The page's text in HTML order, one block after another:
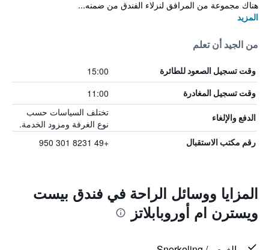
هناك مجموعة من المرافق لنزلاء الفندق من ضمنه...
المزيد
من الجيد أن تعلم
وقت تسجيل الصعود للطائرة 15:00
وقت تسجيل المغادرة 11:00
الدفع والإلغاء
تختلف السياسات حسب
نوع الغرفة ومزود الخدمة.
رقم مكتب الاستقبال +49 8231 301 950
المزايا ووسائل الراحة في فندق بيست
ويسترن ام أوروبابلاتز